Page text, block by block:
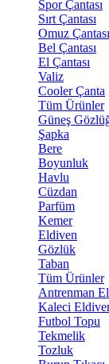
Spor Çantası
Sırt Çantası
Omuz Çantası
Bel Çantası
El Çantası
Valiz
Cooler Çanta
Tüm Ürünler
Güneş
Şapka
Bere
Boyunluk
Havlu
Cüzdan
Parfüm
Kemer
Eldiven
Gözlük
Taban
Tüm Ürünler
Antrenman
Kaleci
Futbol Topu
Tekmelik
Tozluk